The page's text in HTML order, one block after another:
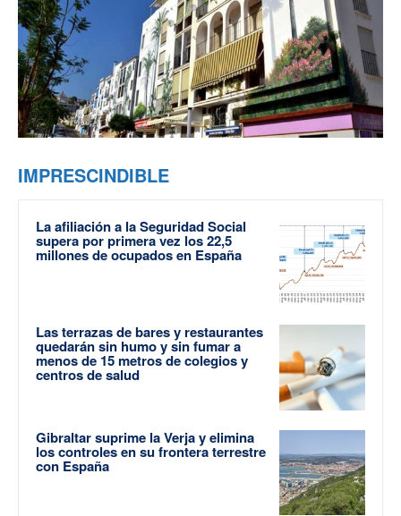
IMPRESCINDIBLE
La afiliación a la Seguridad Social
supera por primera vez los 22,5
millones de ocupados en España
Las terrazas de bares y restaurantes
quedarán sin humo y sin fumar a
menos de 15 metros de colegios y
centros de salud
Gibraltar suprime la Verja y elimina
los controles en su frontera terrestre
con España